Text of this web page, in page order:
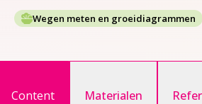
Wegen meten en groeidiagrammen
Content Materialen